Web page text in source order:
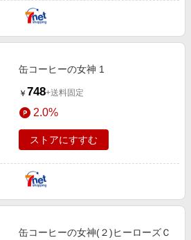
缶コーヒーの女神 1
￥ 748+送料固定
2.0%
ストアにすすむ
缶コーヒーの女神(２)ヒーローズＣ